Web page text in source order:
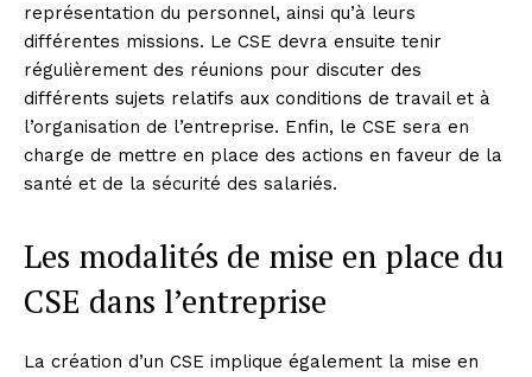
représentation du personnel, ainsi qu’à leurs
différentes missions. Le CSE devra ensuite tenir
régulièrement des réunions pour discuter des
différents sujets relatifs aux conditions de travail et à
l’organisation de l’entreprise. Enfin, le CSE sera en
charge de mettre en place des actions en faveur de la
santé et de la sécurité des salariés.
Les modalités de mise en place du
CSE dans l’entreprise
La création d’un CSE implique également la mise en